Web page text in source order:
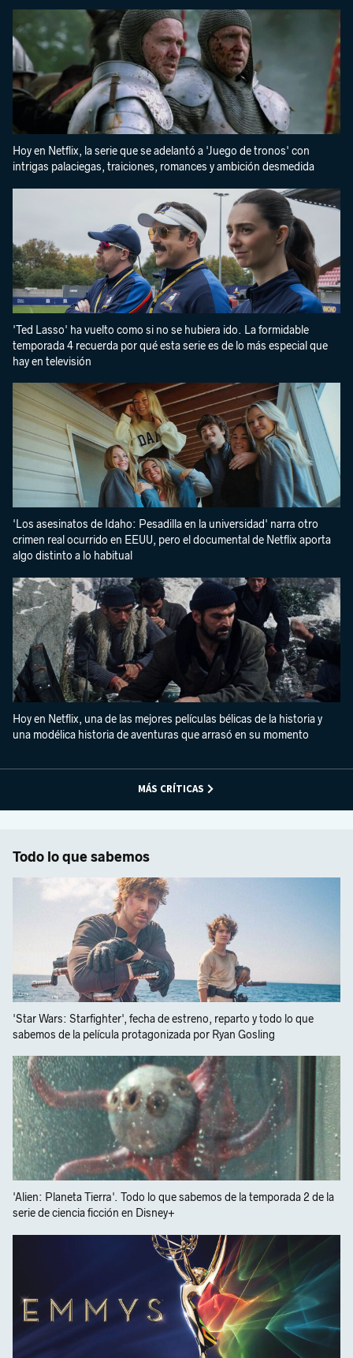
Hoy en Netflix, la serie que se adelantó a 'Juego de tronos' con
intrigas palaciegas, traiciones, romances y ambición desmedida
'Ted Lasso' ha vuelto como si no se hubiera ido. La formidable
temporada 4 recuerda por qué esta serie es de lo más especial que
hay en televisión
'Los asesinatos de Idaho: Pesadilla en la universidad' narra otro
crimen real ocurrido en EEUU, pero el documental de Netflix aporta
algo distinto a lo habitual
Hoy en Netflix, una de las mejores películas bélicas de la historia y
una modélica historia de aventuras que arrasó en su momento
MÁS CRÍTICAS
Todo lo que sabemos
'Star Wars: Starfighter', fecha de estreno, reparto y todo lo que
sabemos de la película protagonizada por Ryan Gosling
'Alien: Planeta Tierra'. Todo lo que sabemos de la temporada 2 de la
serie de ciencia ficción en Disney+